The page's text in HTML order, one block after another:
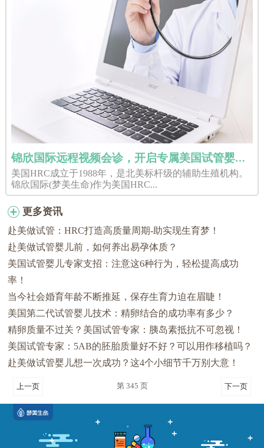
锦欣国际远程视频会诊，开启专属美国试管婴儿好孕之旅
美国HRC成立于1988年，是北美标杆级的辅助生殖机构。
锦欣国际(梦美生命)作为美国HRC...
更多资讯
赴美做试管：HRC打造高质量周期-助实现生育梦！
赴美做试管婴儿前，如何养出易孕体质？
美国试管婴儿专家支招：注意这6种行为，轻松提高成功
率！
当今社会婚育年龄不断推延，保存生育力迫在眉睫！
美国第二代试管婴儿技术：精卵结合的成功率有多少？
精卵质量不过关？美国试管专家：胰岛素抵抗不可忽视！
美国试管专家：5AB的胚胎质量好不好？可以用作移植吗？
赴美做试管婴儿想一次成功？这4个小细节千万别大意！
上一页 第 345 页 下一页